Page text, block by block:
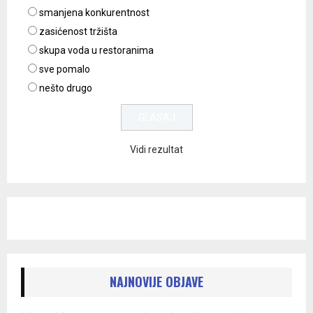
smanjena konkurentnost
zasićenost tržišta
skupa voda u restoranima
sve pomalo
nešto drugo
Vidi rezultat
NAJNOVIJE OBJAVE